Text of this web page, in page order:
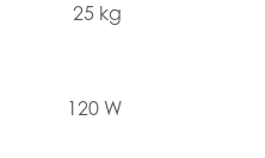
25 kg
120 W